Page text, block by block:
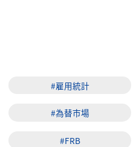
#雇用統計
#為替市場
#FRB